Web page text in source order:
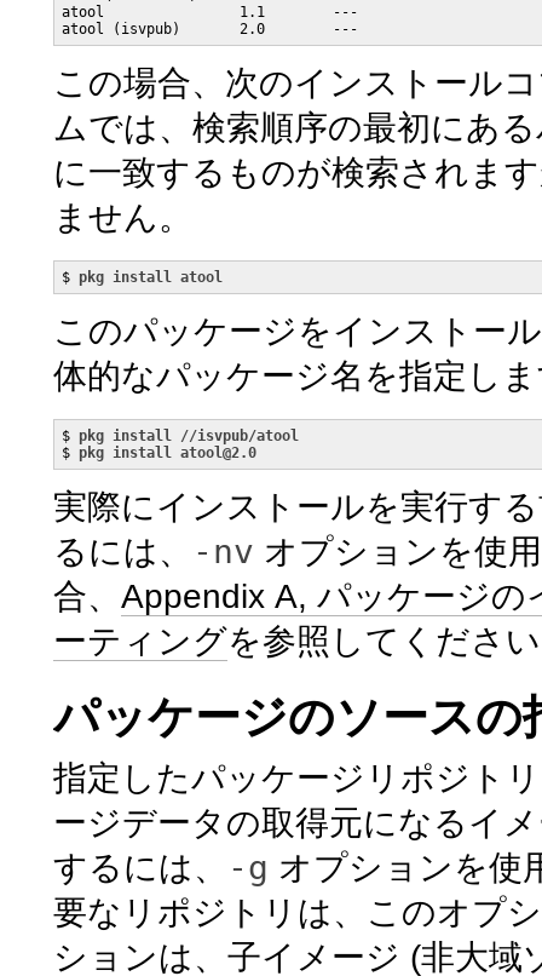
atool                1.1        ---
atool (isvpub)       2.0        ---
この場合、次のインストール
ムでは、検索順序の最初にあ
に一致するものが検索されま
ません。
$ pkg install atool
このパッケージをインストー
体的なパッケージ名を指定し
$ pkg install //isvpub/atool
$ pkg install atool@2.0
実際にインストールを実行す
るには、
-nv オプションを使
合、 Appendix A, パッケージ
ーティングを参照してくださ
パッケージのソースの
指定したパッケージリポジト
ージデータの取得元になるイ
するには、
-g オプションを使
要なリポジトリは、このオプ
ションは、子イメージ (非大